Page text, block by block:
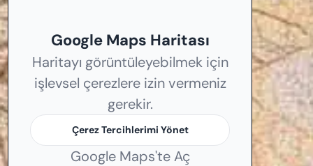
Google Maps Haritası
Haritayı görüntüleyebilmek için
işlevsel çerezlere izin vermeniz
gerekir.
Çerez Tercihlerimi Yönet
Google Maps'te Aç